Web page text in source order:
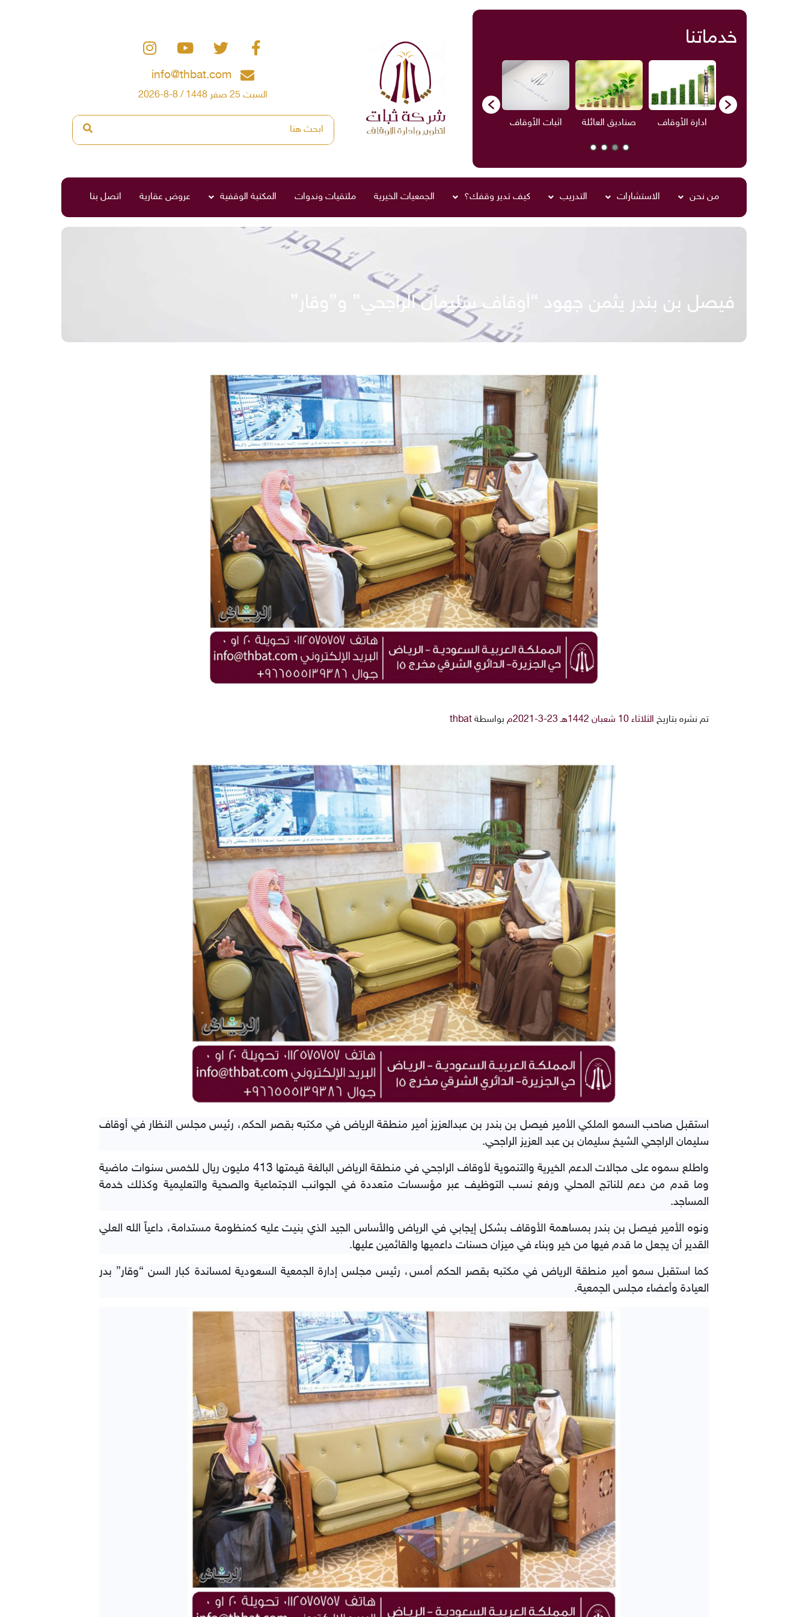
خدماتنا
ادارة الأوقاف صناديق العائلة اثبات الأوقاف الاستشارات ادارة الأوقاف صناديق العائلة
info@thbat.com
السبت 25 صفر 1448 / 8-8-2026
من نحن الاستشارات التدريب كيف تدير وقفك؟ الجمعيات الخيرية ملتقيات وندوات المكتبة الوقفية عروض عقارية اتصل بنا
فيصل بن بندر يثمن جهود “أوقاف سليمان الراجحي” و”وقار”
تم نشره بتاريخ الثلاثاء 10 شعبان 1442هـ 23-3-2021م بواسطة thbat
استقبل صاحب السمو الملكي الأمير فيصل بن بندر بن عبدالعزيز أمير منطقة الرياض في مكتبه بقصر الحكم، رئيس مجلس النظار في أوقاف
سليمان الراجحي الشيخ سليمان بن عبد العزيز الراجحي.
واطلع سموه على مجالات الدعم الخيرية والتنموية لأوقاف الراجحي في منطقة الرياض البالغة قيمتها 413 مليون ريال للخمس سنوات ماضية
وما قدم من دعم للناتج المحلي ورفع نسب التوظيف عبر مؤسسات متعددة في الجوانب الاجتماعية والصحية والتعليمية وكذلك خدمة
المساجد.
ونوه الأمير فيصل بن بندر بمساهمة الأوقاف بشكل إيجابي في الرياض والأساس الجيد الذي بنيت عليه كمنظومة مستدامة، داعياً الله العلي
القدير أن يجعل ما قدم فيها من خير وبناء في ميزان حسنات داعميها والقائمين عليها.
كما استقبل سمو أمير منطقة الرياض في مكتبه بقصر الحكم أمس، رئيس مجلس إدارة الجمعية السعودية لمساندة كبار السن “وقار” بدر
العيادة وأعضاء مجلس الجمعية.